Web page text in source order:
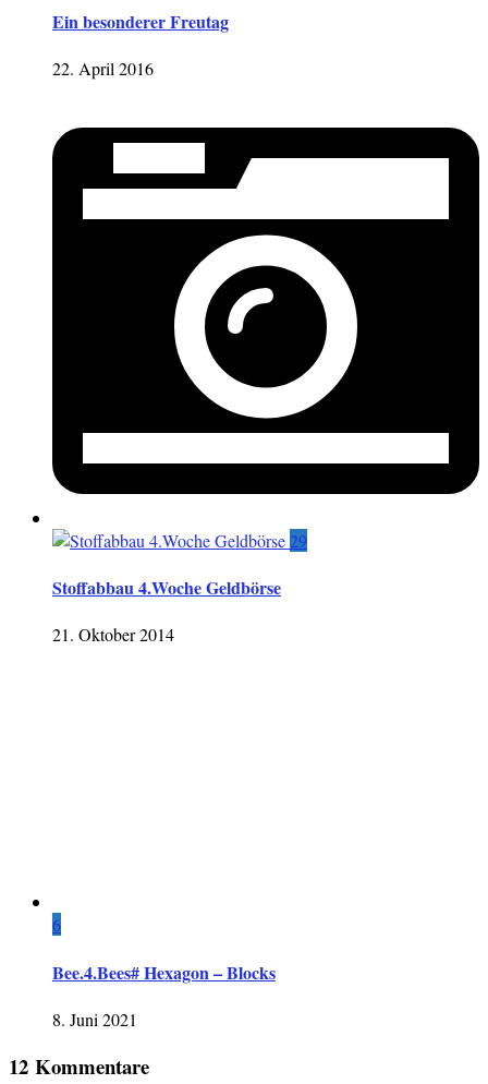
Ein besonderer Freutag
22. April 2016
29
Stoffabbau 4.Woche Geldbörse
21. Oktober 2014
6
Bee.4.Bees# Hexagon – Blocks
8. Juni 2021
12 Kommentare